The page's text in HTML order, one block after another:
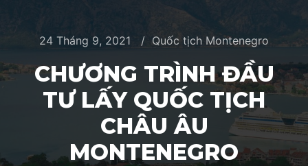
24 Tháng 9, 2021 Quốc tịch Montenegro
CHƯƠNG TRÌNH ĐẦU
TƯ LẤY QUỐC TỊCH
CHÂU ÂU
MONTENEGRO